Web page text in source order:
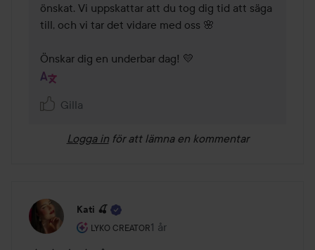
önskat. Vi uppskattar att du tog dig tid att säga
till, och vi tar det vidare med oss 🌸
Önskar dig en underbar dag! 💛
Gilla
Logga in för att lämna en kommentar
Kati 🍒
LYKO CREATOR
Användarens roll: Lyko Creator.
1 år
Inlägget skapades 1 år